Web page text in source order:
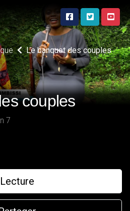
Le banquet des couples
couples
7
Lecture